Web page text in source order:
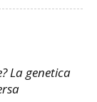
La genetica